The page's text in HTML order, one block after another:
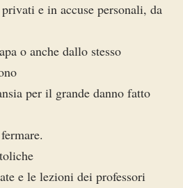
e in accuse personali, da
o anche dallo stesso
per il grande danno fatto
e le lezioni dei professori